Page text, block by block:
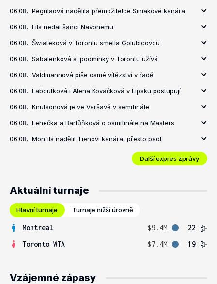
06.08. Pegulaová nadělila přemožitelce Siniakové kanára
06.08. Fils nedal šanci Navonemu
06.08. Šwiateková v Torontu smetla Golubicovou
06.08. Sabalenková si podmínky v Torontu užívá
06.08. Valdmannová píše osmé vítězství v řadě
06.08. Laboutková i Alena Kovačková v Lipsku postupují
06.08. Knutsonová je ve Varšavě v semifinále
06.08. Lehečka a Bartůňková o osmifinále na Masters
06.08. Monfils nadělil Tienovi kanára, přesto padl
Další expres zprávy
Aktuální turnaje
Hlavní turnaje Turnaje nižší úrovně
Montreal $9.4M
22
Toronto WTA
$7.4M 19
Vzájemné zápasy